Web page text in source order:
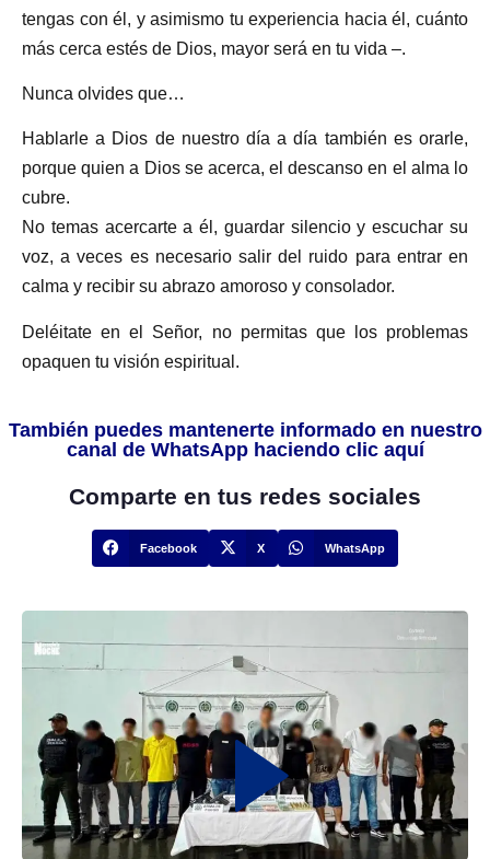
tengas con él, y asimismo tu experiencia hacia él, cuánto
más cerca estés de Dios, mayor será en tu vida –.
Nunca olvides que…
Hablarle a Dios de nuestro día a día también es orarle,
porque quien a Dios se acerca, el descanso en el alma lo
cubre.
No temas acercarte a él, guardar silencio y escuchar su
voz, a veces es necesario salir del ruido para entrar en
calma y recibir su abrazo amoroso y consolador.
Deléitate en el Señor, no permitas que los problemas
opaquen tu visión espiritual.
También puedes mantenerte informado en nuestro
canal de WhatsApp haciendo clic aquí
Comparte en tus redes sociales
Facebook X WhatsApp